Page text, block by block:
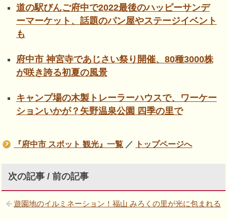
道の駅びんご府中で2022最後のハッピーサンデ
ーマーケット、話題のパン屋やステージイベント
も
府中市 神宮寺であじさい祭り開催、80種3000株
が咲き誇る初夏の風景
キャンプ場の木製トレーラーハウスで、ワーケー
ションいかが？矢野温泉公園 四季の里で
『府中市 スポット 観光』一覧 ／ トップページへ
次の記事 / 前の記事
遊園地のイルミネーション！福山 みろくの里が光に包まれる